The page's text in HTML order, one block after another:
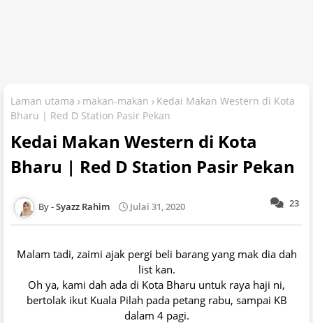
Laman utama makan-makan
Kedai Makan Western di Kota
Bharu | Red D Station Pasir Pekan
Kedai Makan Western di Kota
Bharu | Red D Station Pasir Pekan
23
Syazz Rahim Julai 31, 2020
Malam tadi, zaimi ajak pergi beli barang yang mak dia dah
list kan.
Oh ya, kami dah ada di Kota Bharu untuk raya haji ni,
bertolak ikut Kuala Pilah pada petang rabu, sampai KB
dalam 4 pagi.